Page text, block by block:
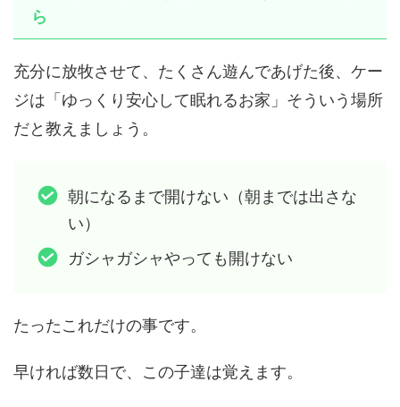
ら
充分に放牧させて、たくさん遊んであげた後、ケー
ジは「ゆっくり安心して眠れるお家」そういう場所
だと教えましょう。
朝になるまで開けない（朝までは出さな
い）
ガシャガシャやっても開けない
たったこれだけの事です。
早ければ数日で、この子達は覚えます。